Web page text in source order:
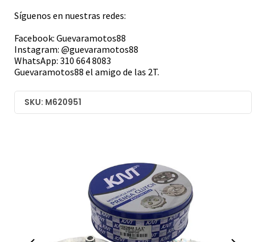
Síguenos en nuestras redes:
Facebook: Guevaramotos88
Instagram: @guevaramotos88
WhatsApp: 310 664 8083
Guevaramotos88 el amigo de las 2T.
SKU: M620951